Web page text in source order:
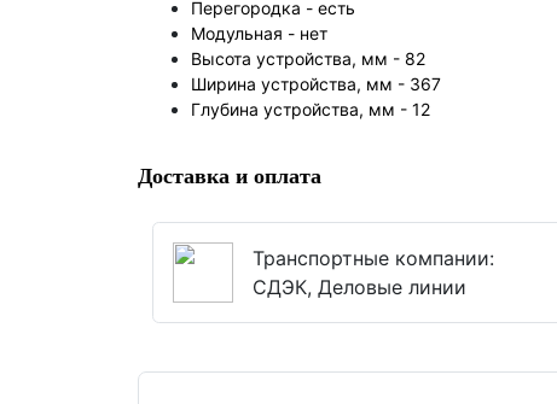
Перегородка - есть
Модульная - нет
Высота устройства, мм - 82
Ширина устройства, мм - 367
Глубина устройства, мм - 12
Доставка и оплата
Транспортные компании:
СДЭК, Деловые линии